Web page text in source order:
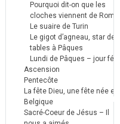
Pourquoi dit-on que les
cloches viennent de Rome ?
Le suaire de Turin
Le gigot d’agneau, star des
tables à Pâques
Lundi de Pâques – jour férié
Ascension
Pentecôte
La fête Dieu, une fête née en
Belgique
Sacré-Coeur de Jésus – Il